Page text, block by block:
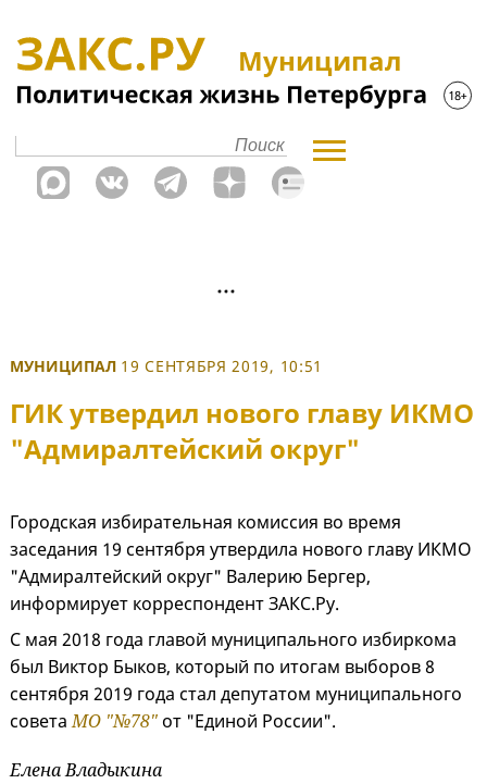
Муниципал
МУНИЦИПАЛ 19 СЕНТЯБРЯ 2019, 10:51
ГИК утвердил нового главу ИКМО
"Адмиралтейский округ"
Городская избирательная комиссия во время
заседания 19 сентября утвердила нового главу ИКМО
"Адмиралтейский округ" Валерию Бергер,
информирует корреспондент ЗАКС.Ру.
С мая 2018 года главой муниципального избиркома
был Виктор Быков, который по итогам выборов 8
сентября 2019 года стал депутатом муниципального
советаМО "№78" от "Единой России".
Елена Владыкина